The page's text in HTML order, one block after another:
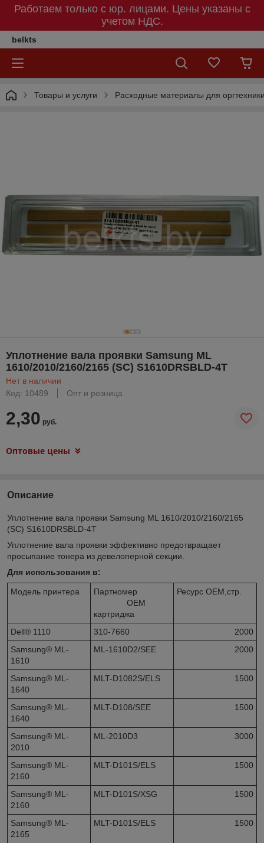
Работаем только с юр. лицами. Цены указаны c
учетом НДС.
belkts
Товары и услуги Расходные материалы для
Уплотнение вала проявки Samsung ML
1610/2010/2160/2165 (SC) S1610DRSBLD-4T
Нет в наличии
Код: 10489
Опт и розница
2,30 руб.
Оптовые цены
Описание
Уплотнение вала проявки Samsung ML 1610/2010/2160/2165
(SC) S1610DRSBLD-4T
Уплотнение вала проявки эффективно предотвращает
просыпание тонера из девелоперной секции.
Для использования в:
Модель принтера
Партномер
OEM
картриджа
Ресурс OEM,стр.
Dell® 1110 310-7660
2000
Samsung® ML-
1610
ML-1610D2/SEE 2000
Samsung® ML-
1640
MLT-D1082S/ELS 1500
Samsung® ML-
1640
MLT-D108/SEE 1500
Samsung® ML-
2010
ML-2010D3 3000
Samsung® ML-
2160
MLT-D101S/ELS 1500
Samsung® ML-
2160
MLT-D101S/XSG 1500
Samsung® ML-
2165
MLT-D101S/ELS 1500